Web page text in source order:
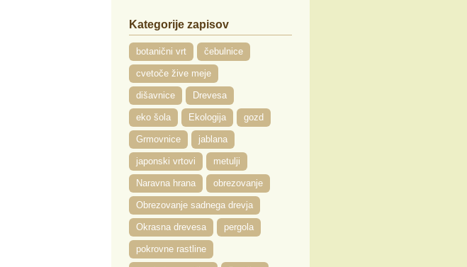
Kategorije zapisov
botanični vrt čebulnice
cvetoče žive meje
dišavnice Drevesa
eko šola Ekologija gozd
Grmovnice jablana
japonski vrtovi metulji
Naravna hrana obrezovanje
Obrezovanje sadnega drevja
Okrasna drevesa pergola
pokrovne rastline